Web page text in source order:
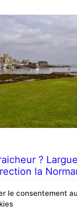
le consentement
?
la
une mer turquoise,